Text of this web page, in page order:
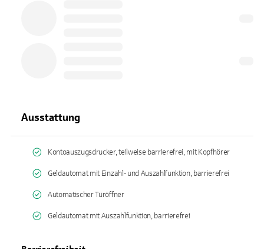
Ausstattung
Kontoauszugsdrucker, teilweise barrierefrei, mit Kopfhörer
Geldautomat mit Einzahl- und Auszahlfunktion, barrierefrei
Automatischer Türöffner
Geldautomat mit Auszahlfunktion, barrierefrei